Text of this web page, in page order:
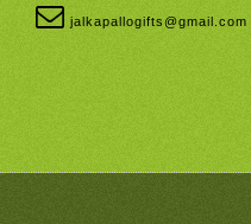
jalkapallogifts@gmail.com